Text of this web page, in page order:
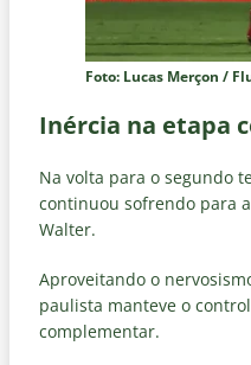
Foto: Lucas Merçon /
Inércia na etapa
Na volta para o segundo
continuou sofrendo para
Walter.
Aproveitando o
paulista manteve o
complementar.